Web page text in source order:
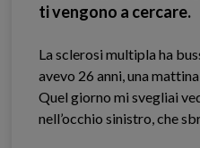
ti vengono a cercare.
La sclerosi multipla ha
avevo 26 anni, una
Quel giorno mi svegliai
nell’occhio sinistro, che